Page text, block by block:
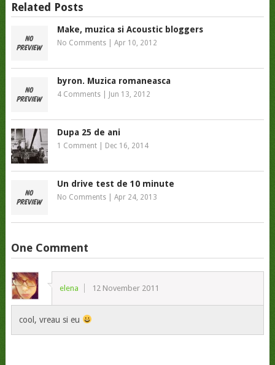
Related Posts
Make, muzica si Acoustic bloggers
No Comments| Apr 10, 2012
byron. Muzica romaneasca
4 Comments| Jun 13, 2012
Dupa 25 de ani
1 Comment| Dec 16, 2014
Un drive test de 10 minute
No Comments| Apr 24, 2013
One Comment
elena 12 November 2011
cool, vreau si eu